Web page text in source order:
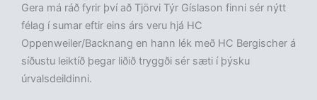
Gera má ráð fyrir því að Tjörvi Týr Gíslason finni sér nýtt
félag í sumar eftir eins árs veru hjá HC
Oppenweiler/Backnang en hann lék með HC Bergischer á
síðustu leiktíð þegar liðið tryggði sér sæti í þýsku
úrvalsdeildinni.